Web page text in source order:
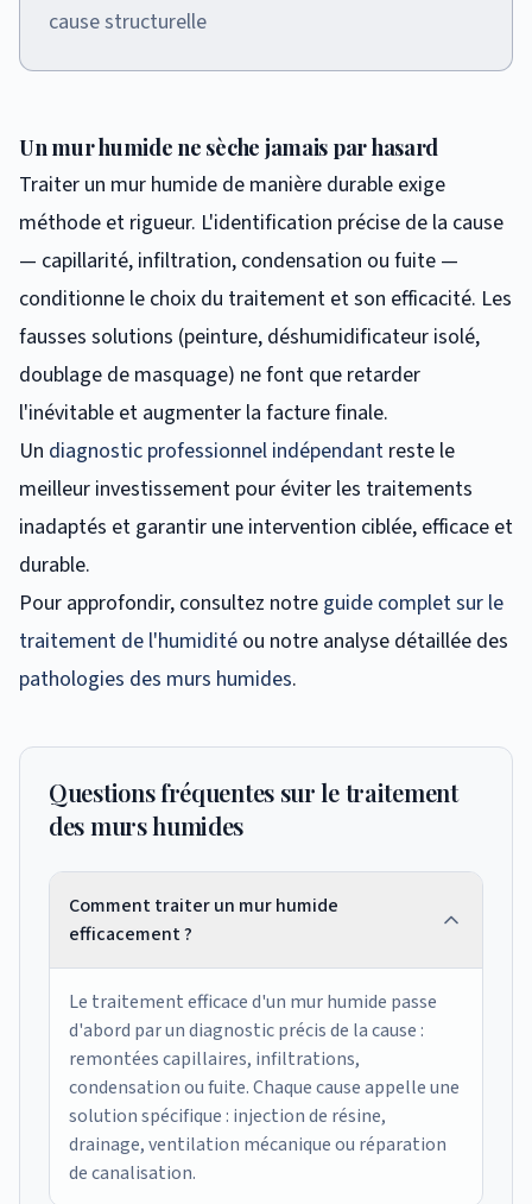
cause structurelle
Un mur humide ne sèche jamais par hasard
Traiter un mur humide de manière durable exige
méthode et rigueur. L'identification précise de la cause
— capillarité, infiltration, condensation ou fuite —
conditionne le choix du traitement et son efficacité. Les
fausses solutions (peinture, déshumidificateur isolé,
doublage de masquage) ne font que retarder
l'inévitable et augmenter la facture finale.
Un diagnostic professionnel indépendant reste le
meilleur investissement pour éviter les traitements
inadaptés et garantir une intervention ciblée, efficace et
durable.
Pour approfondir, consultez notre guide complet sur le
traitement de l'humidité ou notre analyse détaillée des
pathologies des murs humides.
Questions fréquentes sur le traitement
des murs humides
Comment traiter un mur humide
efficacement ?
Le traitement efficace d'un mur humide passe
d'abord par un diagnostic précis de la cause :
remontées capillaires, infiltrations,
condensation ou fuite. Chaque cause appelle une
solution spécifique : injection de résine,
drainage, ventilation mécanique ou réparation
de canalisation.